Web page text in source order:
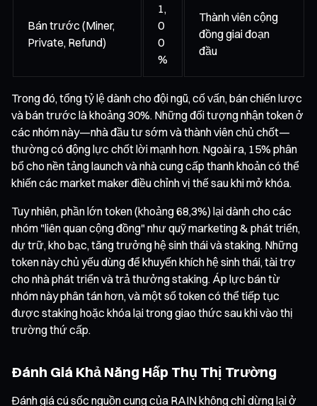
Bán trước (Miner,
Private, Refund)
1,
0
0
%
Thành viên cộng
đồng giai đoạn
đầu
Trong đó, tổng tỷ lệ dành cho đội ngũ, cố vấn, bán chiến lược
và bán trước là khoảng 30%. Những đối tượng nhận token ở
các nhóm này—nhà đầu tư sớm và thành viên chủ chốt—
thường có động lực chốt lời mạnh hơn. Ngoài ra, 15% phân
bổ cho nền tảng launch và nhà cung cấp thanh khoản có thể
khiến các market maker điều chỉnh vị thế sau khi mở khóa.
Tuy nhiên, phần lớn token (khoảng 68,3%) lại dành cho các
nhóm "liên quan cộng đồng" như quỹ marketing & phát triển,
dự trữ, kho bạc, tăng trưởng hệ sinh thái và staking. Những
token này chủ yếu dùng để khuyến khích hệ sinh thái, tài trợ
cho nhà phát triển và trả thưởng staking. Áp lực bán từ
nhóm này phân tán hơn, và một số token có thể tiếp tục
được staking hoặc khóa lại trong giao thức sau khi vào thị
trường thứ cấp.
Đánh Giá Khả Năng Hấp Thụ Thị Trường
Đánh giá cú sốc nguồn cung của RAIN không chỉ dừng lại ở